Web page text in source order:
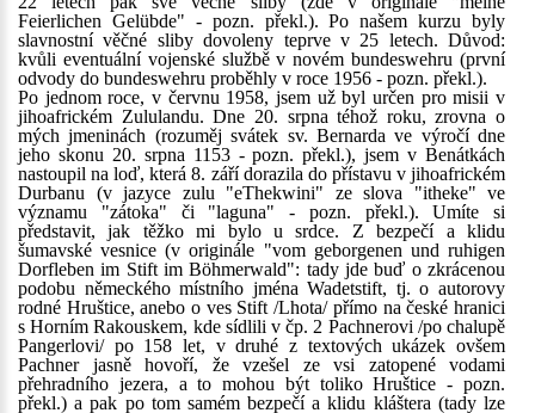
Feierlichen Gelübde" - pozn. překl.). Po našem kurzu byly
slavnostní věčné sliby dovoleny teprve v 25 letech. Důvod:
kvůli eventuální vojenské službě v novém bundeswehru (první
odvody do bundeswehru proběhly v roce 1956 - pozn. překl.).
Po jednom roce, v červnu 1958, jsem už byl určen pro misii v
jihoafrickém Zululandu. Dne 20. srpna téhož roku, zrovna o
mých jmeninách (rozuměj svátek sv. Bernarda ve výročí dne
jeho skonu 20. srpna 1153 - pozn. překl.), jsem v Benátkách
nastoupil na loď, která 8. září dorazila do přístavu v jihoafrickém
Durbanu (v jazyce zulu "eThekwini" ze slova "itheke" ve
významu "zátoka" či "laguna" - pozn. překl.). Umíte si
představit, jak těžko mi bylo u srdce. Z bezpečí a klidu
šumavské vesnice (v originále "vom geborgenen und ruhigen
Dorfleben im Stift im Böhmerwald": tady jde buď o zkrácenou
podobu německého místního jména Wadetstift, tj. o autorovy
rodné Hruštice, anebo o ves Stift /Lhota/ přímo na české hranici
s Horním Rakouskem, kde sídlili v čp. 2 Pachnerovi /po chalupě
Pangerlovi/ po 158 let, v druhé z textových ukázek ovšem
Pachner jasně hovoří, že vzešel ze vsi zatopené vodami
přehradního jezera, a to mohou být toliko Hruštice - pozn.
překl.) a pak po tom samém bezpečí a klidu kláštera (tady lze